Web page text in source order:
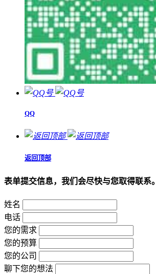
QQ
返回顶部
表单提交信息，我们会尽快与您取得联系。
姓名
电话
您的需求
您的预算
您的公司
聊下您的想法